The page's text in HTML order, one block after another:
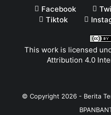
Facebook
Tiktok
This work is licensed
Attribution 4.0
© Copyright 2026- Berita